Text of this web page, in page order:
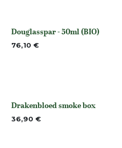
None
Douglasspar - 50ml (BIO)
76,10 €
None
Drakenbloed smoke box
36,90 €